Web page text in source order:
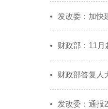
• 发改委：加快
• 财政部：11月
• 财政部答复人
• 发改委：通报